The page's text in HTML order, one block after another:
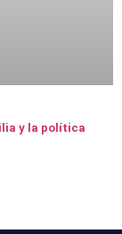
y la política